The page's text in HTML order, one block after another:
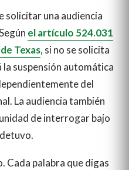
solicitar una audiencia
el artículo 524.031
Texas, si no se solicita
suspensión automática
del
La audiencia también
de interrogar bajo
Cada palabra que digas